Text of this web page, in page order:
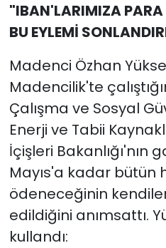
"IBAN'LARIMIZA PARA
BU EYLEMİ
Madenci Özhan
Madencilik'te
Çalışma ve Sosyal
Enerji ve Tabii
İçişleri Bakanlığı'nın
Mayıs'a kadar bütün
ödeneceğinin
edildiğini anımsattı.
kullandı: